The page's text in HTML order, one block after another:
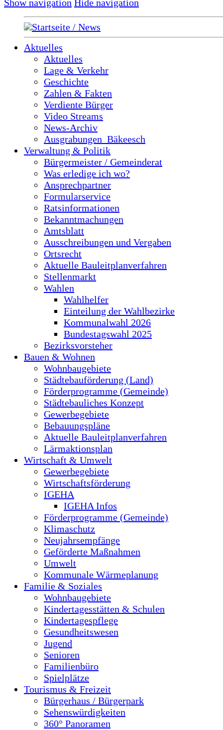
Show navigation Hide navigation
Startseite / News
Aktuelles
Aktuelles
Lage & Verkehr
Geschichte
Zahlen & Fakten
Verdiente Bürger
Video Streams
News-Archiv
Ausgrabungen_Bäkeesch
Verwaltung & Politik
Bürgermeister / Gemeinderat
Was erledige ich wo?
Ansprechpartner
Formularservice
Ratsinformationen
Bekanntmachungen
Amtsblatt
Ausschreibungen und Vergaben
Ortsrecht
Aktuelle Bauleitplanverfahren
Stellenmarkt
Wahlen
Wahlhelfer
Einteilung der Wahlbezirke
Kommunalwahl 2026
Bundestagswahl 2025
Bezirksvorsteher
Bauen & Wohnen
Wohnbaugebiete
Städtebauförderung (Land)
Förderprogramme (Gemeinde)
Städtebauliches Konzept
Gewerbegebiete
Bebauungspläne
Aktuelle Bauleitplanverfahren
Lärmaktionsplan
Wirtschaft & Umwelt
Gewerbegebiete
Wirtschaftsförderung
IGEHA
IGEHA Infos
Förderprogramme (Gemeinde)
Klimaschutz
Neujahrsempfänge
Geförderte Maßnahmen
Umwelt
Kommunale Wärmeplanung
Familie & Soziales
Wohnbaugebiete
Kindertagesstätten & Schulen
Kindertagespflege
Gesundheitswesen
Jugend
Senioren
Familienbüro
Spielplätze
Tourismus & Freizeit
Bürgerhaus / Bürgerpark
Sehenswürdigkeiten
360° Panoramen